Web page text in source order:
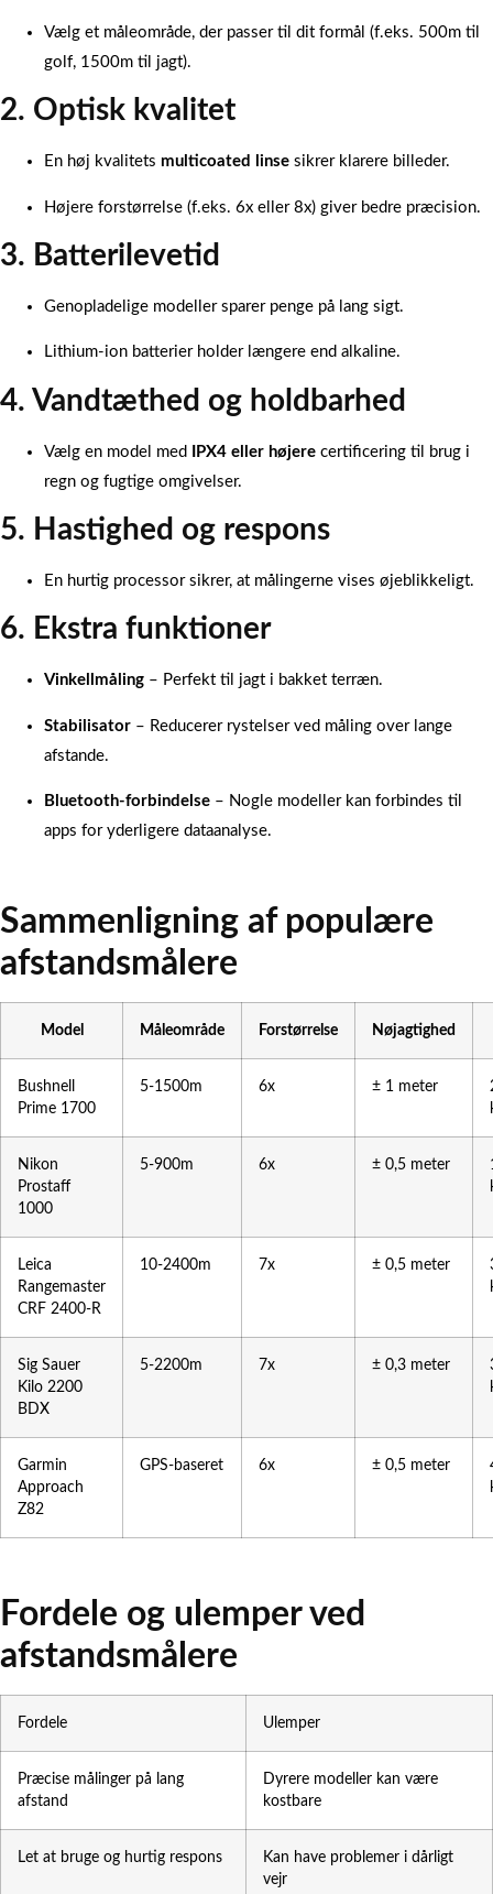
Vælg et måleområde, der passer til dit formål (f.eks. 500m til
golf, 1500m til jagt).
2. Optisk kvalitet
En høj kvalitets multicoated linse sikrer klarere billeder.
Højere forstørrelse (f.eks. 6x eller 8x) giver bedre præcision.
3. Batterilevetid
Genopladelige modeller sparer penge på lang sigt.
Lithium-ion batterier holder længere end alkaline.
4. Vandtæthed og holdbarhed
Vælg en model med IPX4 eller højere certificering til brug i
regn og fugtige omgivelser.
5. Hastighed og respons
En hurtig processor sikrer, at målingerne vises øjeblikkeligt.
6. Ekstra funktioner
Vinkellmåling – Perfekt til jagt i bakket terræn.
Stabilisator – Reducerer rystelser ved måling over lange
afstande.
Bluetooth-forbindelse – Nogle modeller kan forbindes til
apps for yderligere dataanalyse.
Sammenligning af populære
afstandsmålere
Model Måleområde Forstørrelse Nøjagtighed
Bushnell
Prime 1700
5-1500m 6x ± 1 meter
Nikon
Prostaff
1000
5-900m 6x ± 0,5 meter
Leica
Rangemaster
CRF 2400-R
10-2400m 7x ± 0,5 meter
Sig Sauer
Kilo 2200
BDX
5-2200m 7x ± 0,3 meter
Garmin
Approach
Z82
GPS-baseret 6x ± 0,5 meter
Fordele og ulemper ved
afstandsmålere
Fordele Ulemper
Præcise målinger på lang
afstand
Dyrere modeller kan være
kostbare
Let at bruge og hurtig respons
Kan have problemer i dårligt
vejr